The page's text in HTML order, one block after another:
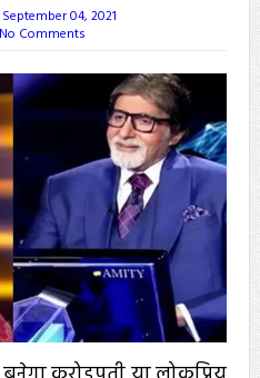
September 04, 2021
No Comments